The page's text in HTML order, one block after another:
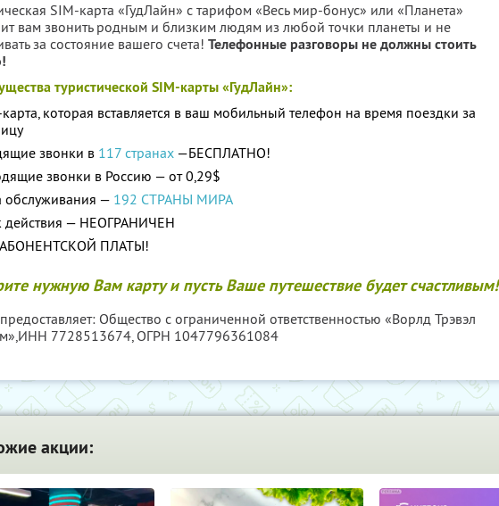
SIM-карта «ГудЛайн» с тарифом «Весь мир-бонус» или «Планета»
вам звонить родным и близким людям из любой точки планеты и не
за состояние вашего счета! Телефонные разговоры не должны стоить
туристической SIM-карты «ГудЛайн»:
которая вставляется в ваш мобильный телефон на время поездки за
звонки в 117 странах —БЕСПЛАТНО!
звонки в Россию — от 0,29$
обслуживания — 192 СТРАНЫ МИРА
действия — НЕОГРАНИЧЕН
ПЛАТЫ!
нужную Вам карту и пусть Ваше путешествие будет счастливым!
Общество с ограниченной ответственностью «Ворлд Трэвэл
ИНН 7728513674, ОГРН 1047796361084
акции: